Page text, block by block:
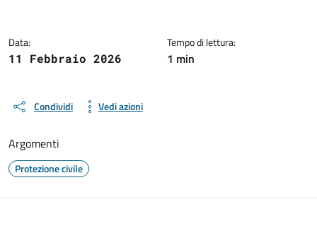
Data:
11 Febbraio 2026
Tempo di lettura:
1 min
Condividi Vedi azioni
Argomenti
Protezione civile